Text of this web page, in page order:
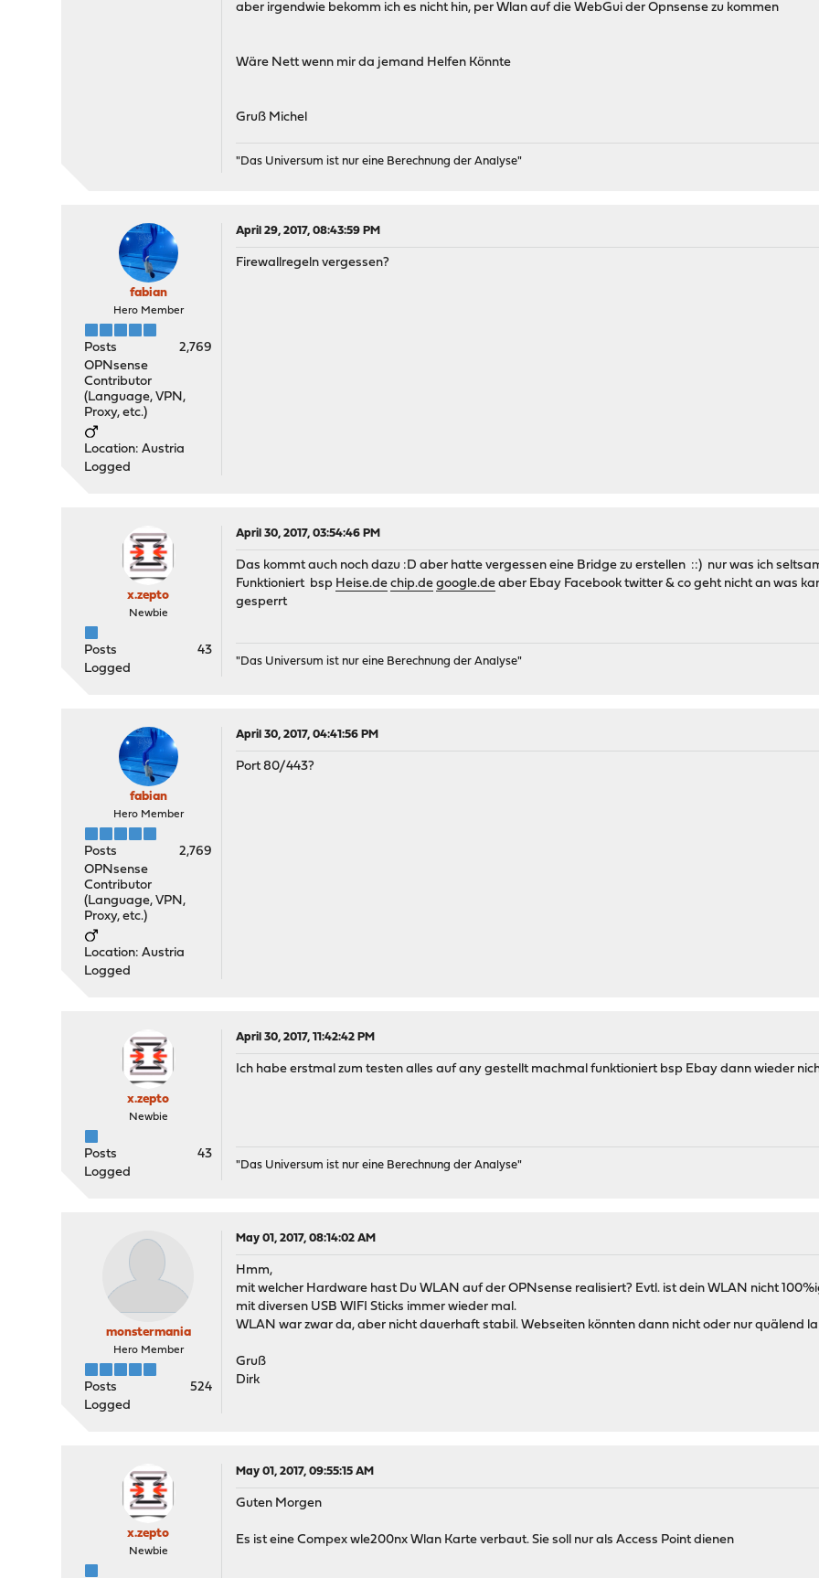
aber irgendwie bekomm ich es nicht hin, per Wlan auf die WebGui der Opnsense zu kommen
Wäre Nett wenn mir da jemand Helfen Könnte
Gruß Michel
"Das Universum ist nur eine Berechnung der Analyse"
fabian
Hero Member
Posts
2,769
OPNsense
Contributor
(Language, VPN,
Proxy, etc.)
Location: Austria
Logged
April 29, 2017, 08:43:59 PM
Firewallregeln vergessen?
x.zepto
Newbie
Posts
43
Logged
April 30, 2017, 03:54:46 PM
Das kommt auch noch dazu :D aber hatte vergessen eine Bridge zu erstellen ::) nur was ich
Funktioniert bsp Heise.de chip.de google.de aber Ebay Facebook twitter & co geht nicht an was
gesperrt
"Das Universum ist nur eine Berechnung der Analyse"
fabian
Hero Member
Posts
2,769
OPNsense
Contributor
(Language, VPN,
Proxy, etc.)
Location: Austria
Logged
April 30, 2017, 04:41:56 PM
Port 80/443?
x.zepto
Newbie
Posts
43
Logged
April 30, 2017, 11:42:42 PM
Ich habe erstmal zum testen alles auf any gestellt machmal funktioniert bsp Ebay dann wieder
"Das Universum ist nur eine Berechnung der Analyse"
monstermania
Hero Member
Posts
524
Logged
May 01, 2017, 08:14:02 AM
Hmm,
mit welcher Hardware hast Du WLAN auf der OPNsense realisiert? Evtl. ist dein WLAN nicht
mit diversen USB WIFI Sticks immer wieder mal.
WLAN war zwar da, aber nicht dauerhaft stabil. Webseiten könnten dann nicht oder nur quälend
Gruß
Dirk
x.zepto
Newbie
May 01, 2017, 09:55:15 AM
Guten Morgen
Es ist eine Compex wle200nx Wlan Karte verbaut. Sie soll nur als Access Point dienen